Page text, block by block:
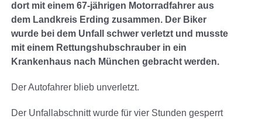
dort mit einem 67-jährigen Motorradfahrer aus
dem Landkreis Erding zusammen. Der Biker
wurde bei dem Unfall schwer verletzt und musste
mit einem Rettungshubschrauber in ein
Krankenhaus nach München gebracht werden.
Der Autofahrer blieb unverletzt.
Der Unfallabschnitt wurde für vier Stunden gesperrt